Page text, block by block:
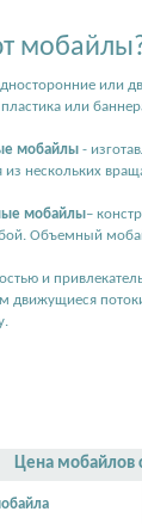
или
или
мобайлы -
из нескольких
мобайлы–
Объемный
и
движущиеся
Цена мобайлов